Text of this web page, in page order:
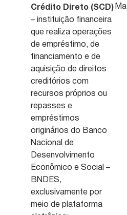
Crédito Direto (SCD)
– instituição financeira
que realiza operações
de empréstimo, de
financiamento e de
aquisição de direitos
creditórios com
recursos próprios ou
repasses e
empréstimos
originários do Banco
Nacional de
Desenvolvimento
Econômico e Social –
BNDES,
exclusivamente por
meio de plataforma